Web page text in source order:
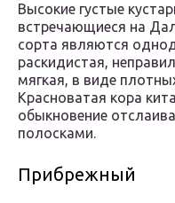
Высокие густые
встречающиеся на
сорта являются
раскидистая,
мягкая, в виде
Красноватая кора
обыкновение
полосками.
Прибрежный